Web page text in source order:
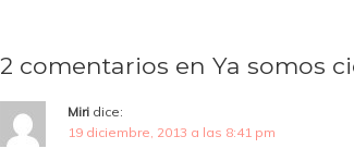
2 comentarios en Ya somos
Miri dice:
19 diciembre, 2013 a las 8:41 pm